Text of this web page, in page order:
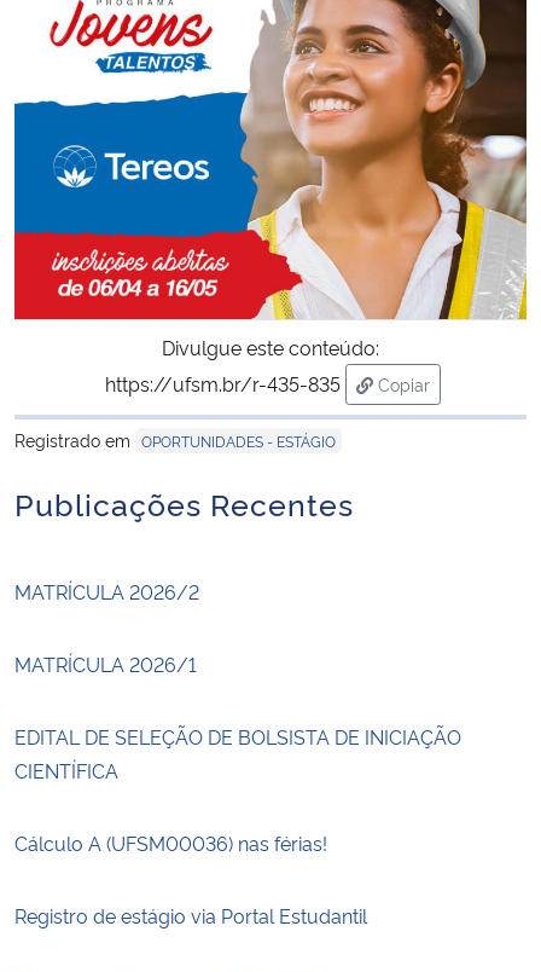
Divulgue este conteúdo:
https://ufsm.br/r-435-835
Copiar
para área de
Registrado em OPORTUNIDADES - ESTÁGIO
Publicações Recentes
MATRÍCULA 2026/2
MATRÍCULA 2026/1
EDITAL DE SELEÇÃO DE BOLSISTA DE INICIAÇÃO
CIENTÍFICA
Cálculo A (UFSM00036) nas férias!
Registro de estágio via Portal Estudantil